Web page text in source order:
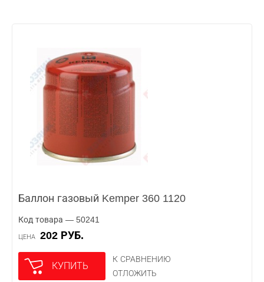
Баллон газовый Kemper 360 1120
Код товара — 50241
ЦЕНА 202 РУБ.
КУПИТЬ
К СРАВНЕНИЮ
ОТЛОЖИТЬ